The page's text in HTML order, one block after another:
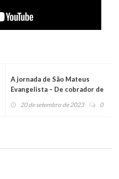
A jornada de São Mateus
Evangelista – De cobrador de
Evangelho
20 de setembro de 2023 0